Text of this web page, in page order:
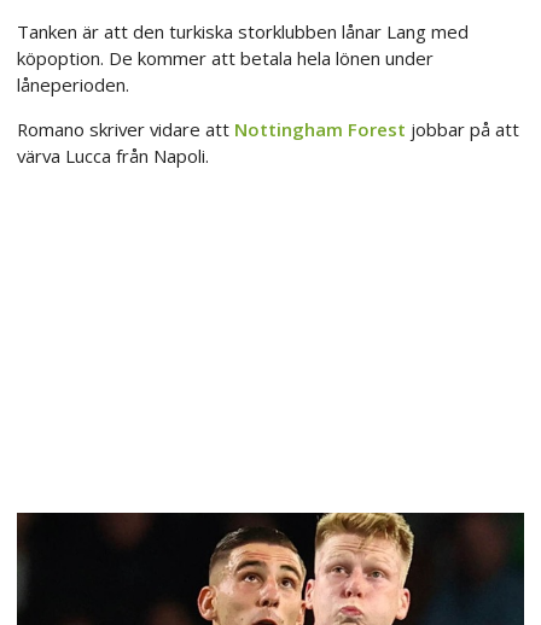
Tanken är att den turkiska storklubben lånar Lang med
köpoption. De kommer att betala hela lönen under
låneperioden.
Romano skriver vidare att Nottingham Forest jobbar på att
värva Lucca från Napoli.